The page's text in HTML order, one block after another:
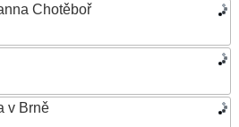
Chotěboř
v Brně